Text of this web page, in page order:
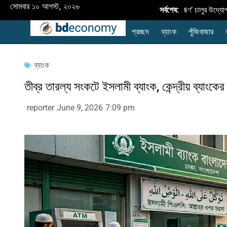
সোমবার ১০ আগস্ট, ২০২৬ সর্বশেষ:
৫ হাজার টাকা পর্যন্ত সুদমুক্ত ‘ন্যানো ঋণ’ চালুর উদ্যোগ
প্রচ্ছদ ব্যাংক পুঁজিবাজার
ব্যাংক
তীব্র তারল্য সংকটে ইসলামী ব্যাংক, কেন্দ্রীয়
reporter June 9, 2026 7:09 pm